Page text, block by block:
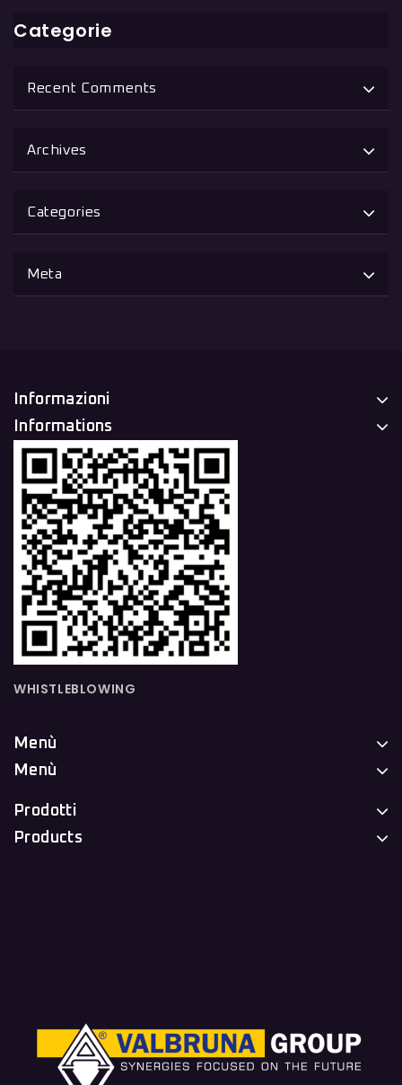
Categorie
Recent Comments
Archives
Categories
Meta
Informazioni
Informations
WHISTLEBLOWING
Menù
Menù
Prodotti
Products